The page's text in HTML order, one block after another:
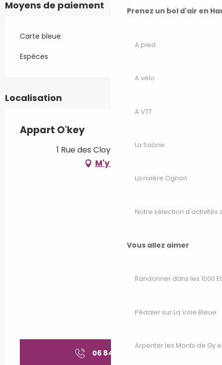
Prenez un bol d'air en
A pied
A vélo
A VTT
La Saône
La rivière Ognon
Notre sélection d'activités
Vous allez aimer
Randonner dans les 1000
Pédaler sur La Voie Bleue
Arpenter les Monts de Gy
Moyens de paiement
Carte bleue
Espèces
Localisation
Appart O'key
1 Rue des Cloyes, 70200 Lure
M'y rendre
06 84 28 47